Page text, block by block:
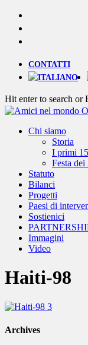
Skip
content
CONTATTI
Hit enter to search or
Close
Menu
Chi siamo
Storia
I primi
Festa dei
Statuto
Bilanci
Progetti
Paesi di
Sostienici
Immagini
Video
Haiti-98
Archives